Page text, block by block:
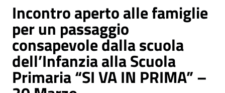
Incontro aperto alle famiglie
per un passaggio
consapevole dalla scuola
dell’Infanzia alla Scuola
Primaria “SI VA IN PRIMA” –